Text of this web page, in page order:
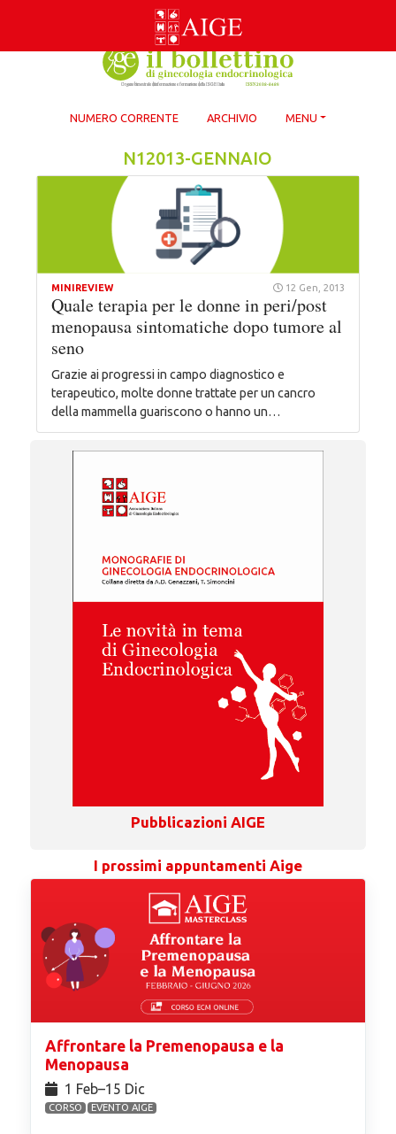
NUMERO CORRENTE ARCHIVIO MENU
N12013-GENNAIO
MINIREVIEW 12 Gen, 2013
Quale terapia per le donne in peri/post
menopausa sintomatiche dopo tumore al
seno
Grazie ai progressi in campo diagnostico e
terapeutico, molte donne trattate per un cancro
della mammella guariscono o hanno un…
Pubblicazioni AIGE
I prossimi appuntamenti Aige
Affrontare la Premenopausa e la
Menopausa
1 Feb⁠–15 Dic
CORSO EVENTO AIGE